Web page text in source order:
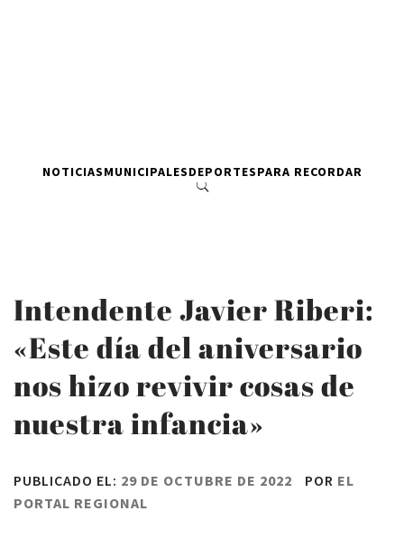
NOTICIASMUNICIPALESDEPORTESPARA RECORDAR
Intendente Javier Riberi:
«Este día del aniversario
nos hizo revivir cosas de
nuestra infancia»
PUBLICADO EL: 29 DE OCTUBRE DE 2022 POR EL
PORTAL REGIONAL